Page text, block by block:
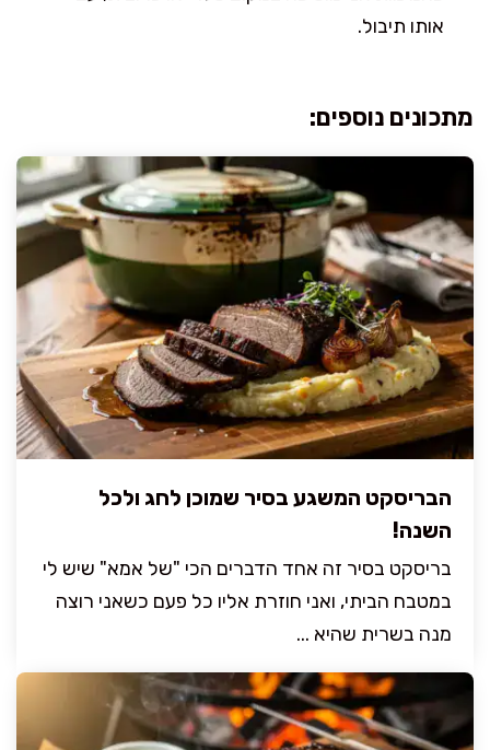
אותו תיבול.
מתכונים נוספים:
הבריסקט המשגע בסיר שמוכן לחג ולכל
השנה!
בריסקט בסיר זה אחד הדברים הכי "של אמא" שיש לי
במטבח הביתי, ואני חוזרת אליו כל פעם כשאני רוצה
מנה בשרית שהיא ...